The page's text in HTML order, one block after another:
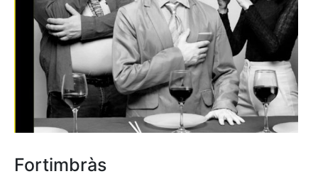
Fortimbràs